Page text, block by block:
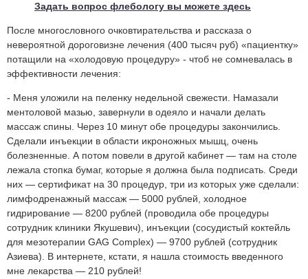
Задать вопрос флебологу вы можете здесь
После многословного очковтирательства и рассказа о
невероятной дороговизне лечения (400 тысяч руб) «пациентку»
потащили на «холодовую процедуру» - чтоб не сомневалась в
эффективности лечения:
- Меня уложили на пеленку недельной свежести. Намазали
ментоловой мазью, завернули в одеяло и начали делать
массаж спины. Через 10 минут обе процедуры закончились.
Сделали инъекции в области икроножных мышц, очень
болезненные. А потом повели в другой кабинет — там на столе
лежала стопка бумаг, которые я должна была подписать. Среди
них — сертификат на 30 процедур, три из которых уже сделали:
лимфодренажный массаж — 5000 рублей, холодное
гидрирование — 8200 рублей (проводила обе процедуры
сотрудник клиники Якушевич), инъекции (сосудистый коктейль
для мезотерапии GAG Complex) — 9700 рублей (сотрудник
Азиева). В интернете, кстати, я нашла стоимость введенного
мне лекарства — 210 рублей!